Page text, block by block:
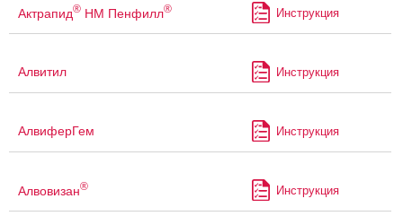
Актрапид® НМ Пенфилл® Инструкция
Алвитил Инструкция
АлвиферГем Инструкция
Алвовизан® Инструкция